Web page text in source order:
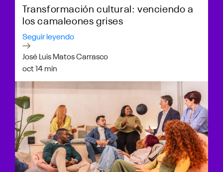
Transformación cultural: venciendo a
los camaleones grises
Seguir leyendo
José Luis Matos Carrasco
oct 14 min